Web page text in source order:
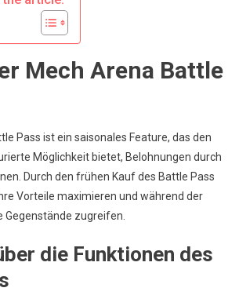
Mech Arena Battle
Pass ist ein saisonales Feature, das den
Möglichkeit bietet, Belohnungen durch
Durch den frühen Kauf des Battle Pass
Vorteile maximieren und während der
Gegenstände zugreifen.
die Funktionen des